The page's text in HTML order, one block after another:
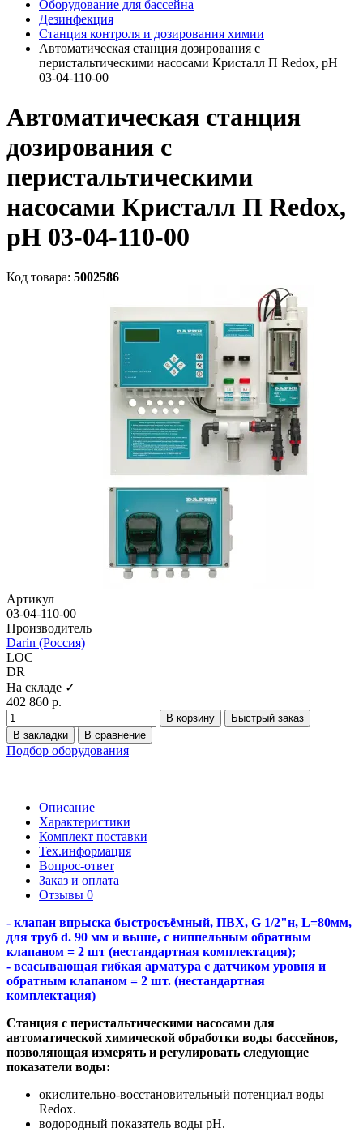
Оборудование для бассейна
Дезинфекция
Станция контроля и дозирования химии
Автоматическая станция дозирования c
перистальтическими насосами Кристалл П Redox, рН
03-04-110-00
Автоматическая станция
дозирования c
перистальтическими
насосами Кристалл П Redox,
рН 03-04-110-00
Код товара: 5002586
Артикул
03-04-110-00
Производитель
Darin (Россия)
LOC
DR
На складе ✓
402 860 р.
В корзину
Быстрый заказ
В закладки
В сравнение
Подбор оборудования
Описание
Характеристики
Комплект поставки
Тех.информация
Вопрос-ответ
Заказ и оплата
Отзывы 0
- клапан впрыска быстросъёмный, ПВХ, G 1/2"н, L=80мм,
для труб d. 90 мм и выше, с ниппельным обратным
клапаном = 2 шт (нестандартная комплектация);
- всасывающая гибкая арматура с датчиком уровня и
обратным клапаном = 2 шт. (нестандартная
комплектация)
Станция с перистальтическими насосами для
автоматической химической обработки воды бассейнов,
позволяющая измерять и регулировать следующие
показатели воды:
окислительно-восстановительный потенциал воды
Redox.
водородный показатель воды рН.